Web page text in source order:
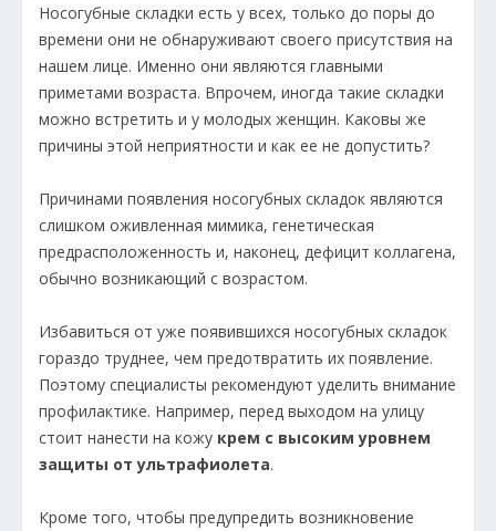
Носогубные складки есть у всех, только до поры до
времени они не обнаруживают своего присутствия на
нашем лице. Именно они являются главными
приметами возраста. Впрочем, иногда такие складки
можно встретить и у молодых женщин. Каковы же
причины этой неприятности и как ее не допустить?
Причинами появления носогубных складок являются
слишком оживленная мимика, генетическая
предрасположенность и, наконец, дефицит коллагена,
обычно возникающий с возрастом.
Избавиться от уже появившихся носогубных складок
гораздо труднее, чем предотвратить их появление.
Поэтому специалисты рекомендуют уделить внимание
профилактике. Например, перед выходом на улицу
стоит нанести на кожу крем с высоким уровнем
защиты от ультрафиолета.
Кроме того, чтобы предупредить возникновение